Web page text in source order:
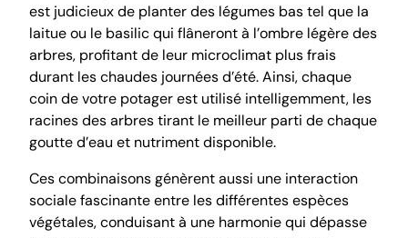
est judicieux de planter des légumes bas tel que la
laitue ou le basilic qui flâneront à l’ombre légère des
arbres, profitant de leur microclimat plus frais
durant les chaudes journées d’été. Ainsi, chaque
coin de votre potager est utilisé intelligemment, les
racines des arbres tirant le meilleur parti de chaque
goutte d’eau et nutriment disponible.
Ces combinaisons génèrent aussi une interaction
sociale fascinante entre les différentes espèces
végétales, conduisant à une harmonie qui dépasse